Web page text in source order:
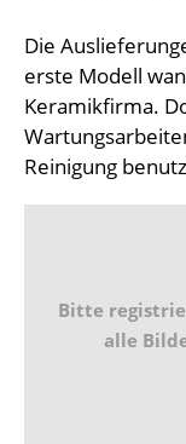
Die
erste Modell
Keramikfirma.
Reinigung
Bitte
alle